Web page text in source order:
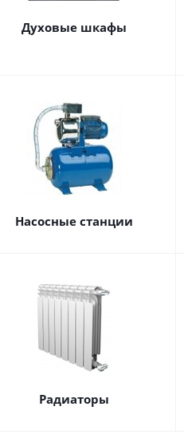
Духовые шкафы
Насосные станции
Радиаторы